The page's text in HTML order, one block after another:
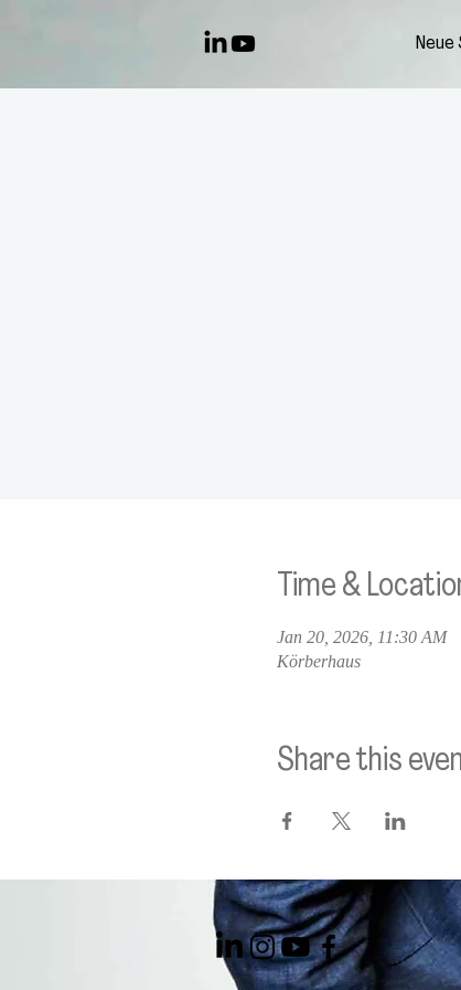
Neue
Time &
Jan 20, 2026, 11:30 AM
Körberhaus
Share this